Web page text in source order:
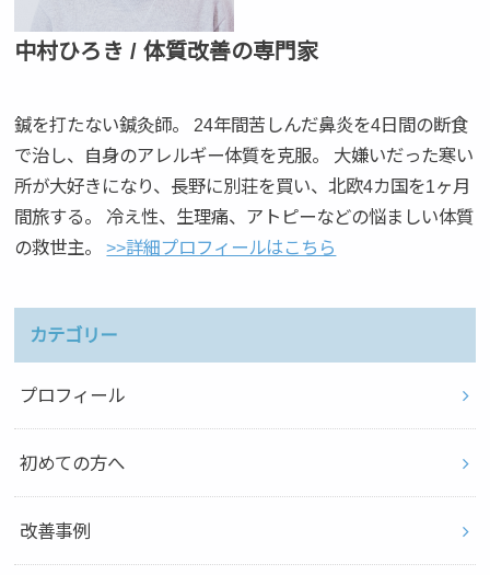
中村ひろき / 体質改善の専門家
鍼を打たない鍼灸師。 24年間苦しんだ鼻炎を4日間の断食
で治し、自身のアレルギー体質を克服。 大嫌いだった寒い
所が大好きになり、長野に別荘を買い、北欧4カ国を1ヶ月
間旅する。 冷え性、生理痛、アトピーなどの悩ましい体質
の救世主。>>詳細プロフィールはこちら
カテゴリー
プロフィール
初めての方へ
改善事例